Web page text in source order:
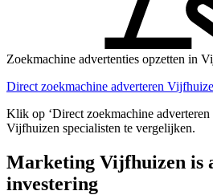
Zoekmachine advertenties opzetten in
Direct zoekmachine adverteren
Klik op ‘Direct zoekmachine
Vijfhuizen specialisten te vergelijken.
Marketing Vijfhuizen is
investering